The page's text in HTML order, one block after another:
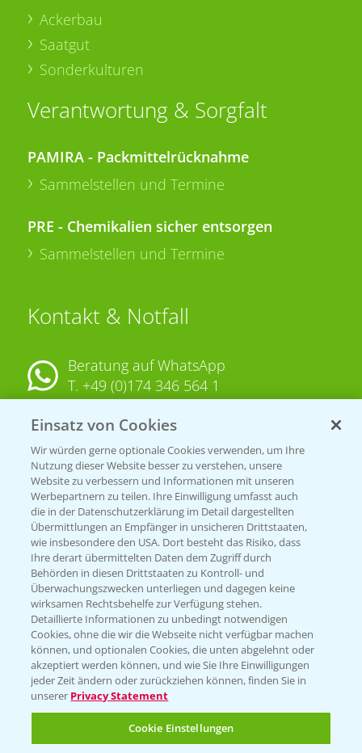
Ackerbau
Saatgut
Sonderkulturen
Verantwortung & Sorgfalt
PAMIRA - Packmittelrücknahme
Sammelstellen und Termine
PRE - Chemikalien sicher entsorgen
Sammelstellen und Termine
Kontakt & Notfall
Beratung auf WhatsApp
T. +49 (0)174 346 564 1
KONTAKT
Hilfe in Notfällen
T.+49 (0)214/30-20220
Folgen Sie uns
Einsatz von Cookies
Wir würden gerne optionale Cookies verwenden, um Ihre
Nutzung dieser Website besser zu verstehen, unsere
Website zu verbessern und Informationen mit unseren
Werbepartnern zu teilen. Ihre Einwilligung umfasst auch
die in der Datenschutzerklärung im Detail dargestellten
Übermittlungen an Empfänger in unsicheren Drittstaaten,
wie insbesondere den USA. Dort besteht das Risiko, dass
Ihre derart übermittelten Daten dem Zugriff durch
Behörden in diesen Drittstaaten zu Kontroll- und
Überwachungszwecken unterliegen und dagegen keine
wirksamen Rechtsbehelfe zur Verfügung stehen.
Detaillierte Informationen zu unbedingt notwendigen
Cookies, ohne die wir die Webseite nicht verfügbar machen
können, und optionalen Cookies, die unten abgelehnt oder
akzeptiert werden können, und wie Sie Ihre Einwilligungen
jeder Zeit ändern oder zurückziehen können, finden Sie in
unserer Privacy Statement
Cookie Einstellungen